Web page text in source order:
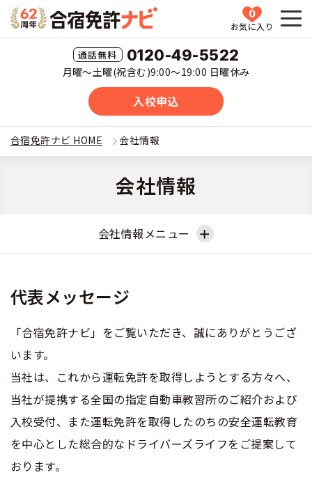
0
お気に入り
0120-49-5522
月曜〜土曜(祝含む)9:00〜19:00 日曜休み
入校申込
HOME
教習所一覧
運転免許の種類(車種)を選ぶ
大型二輪
準中型車
特集ページ一覧
格安シーズン料金
出発地別おすすめ校
こだわり、テーマから探す
360度パノラマ教習所
合宿免許の入校までの流れ
合宿免許での免許取得の流れ
合宿免許一日の過ごし方
運転免許別モデルスケジュール
合宿免許に役立つ情報
高校生は運転免許を取れる？
免許取消・失効による再取得
冬・雪国の合宿免許は大丈夫？
合宿免許ナビについて
会社情報・代表メッセージ
会社概要
会社沿革・歴史
登録商標
個人情報の取扱い
お気に入りの教習所一覧
運転者適性診断
0120-49-5522
入校申込
合宿免許ナビ HOME 会社情報
会社情報
会社情報メニュー
セージ
会社沿革・歴史 登録商標
参加規定
個人情報の扱いにつ
いて
く表示
代表メッセージ
「合宿免許ナビ」をご覧いただき、誠にありがとうござ
います。
当社は、これから運転免許を取得しようとする方々へ、
当社が提携する全国の指定自動車教習所のご紹介および
入校受付、また運転免許を取得したのちの安全運転教育
を中心とした総合的なドライバーズライフをご提案して
おります。